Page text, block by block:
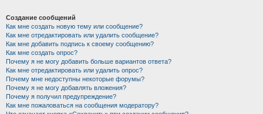
Создание сообщений
Как мне создать новую тему или сообщение?
Как мне отредактировать или удалить сообщение?
Как мне добавить подпись к своему сообщению?
Как мне создать опрос?
Почему я не могу добавить больше вариантов ответа?
Как мне отредактировать или удалить опрос?
Почему мне недоступны некоторые форумы?
Почему я не могу добавлять вложения?
Почему я получил предупреждение?
Как мне пожаловаться на сообщения модератору?